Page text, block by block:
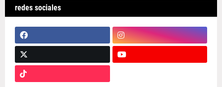
redes sociales